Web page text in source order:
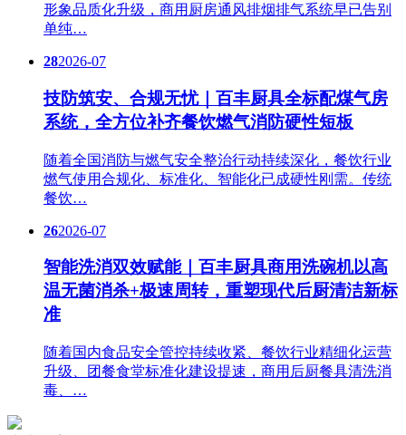
形象品质化升级，商用厨房通风排烟排气系统早已告别
单纯…
282026-07
技防筑安、合规无忧｜百丰厨具全标配煤气房
系统，全方位补齐餐饮燃气消防硬性短板
随着全国消防与燃气安全整治行动持续深化，餐饮行业
燃气使用合规化、标准化、智能化已成硬性刚需。传统
餐饮…
262026-07
智能洗消双效赋能｜百丰厨具商用洗碗机以高
温无菌消杀+极速周转，重塑现代后厨清洁新标
准
随着国内食品安全管控持续收紧、餐饮行业精细化运营
升级、团餐食堂标准化建设提速，商用后厨餐具清洗消
毒、…